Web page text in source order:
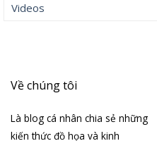
Videos
Về chúng tôi
Là blog cá nhân chia sẻ những
kiến thức đồ họa và kinh